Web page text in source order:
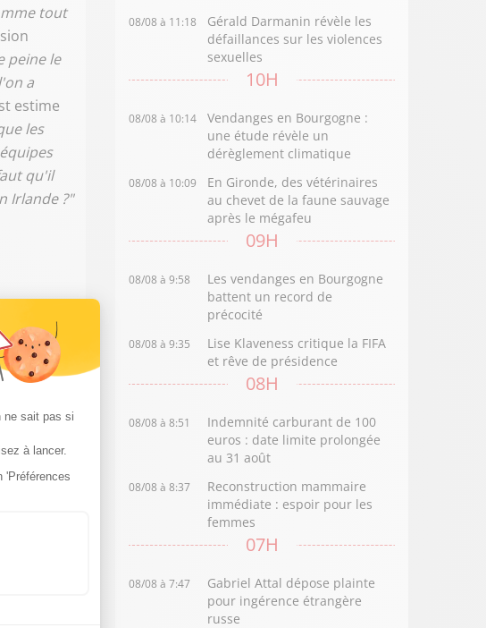
tout
peine le
a
estime
les
qu'il
Irlande ?"
08/08 à 11:18
Gérald Darmanin révèle les
défaillances sur les violences
sexuelles
10H
08/08 à 10:14
Vendanges en Bourgogne :
une étude révèle un
dérèglement climatique
08/08 à 10:09
En Gironde, des vétérinaires
au chevet de la faune sauvage
après le mégafeu
09H
08/08 à 9:58
Les vendanges en Bourgogne
battent un record de
précocité
08/08 à 9:35
Lise Klaveness critique la FIFA
et rêve de présidence
08H
08/08 à 8:51
Indemnité carburant de 100
euros : date limite prolongée
au 31 août
08/08 à 8:37
Reconstruction mammaire
immédiate : espoir pour les
femmes
07H
08/08 à 7:47
Gabriel Attal dépose plainte
pour ingérence étrangère
russe